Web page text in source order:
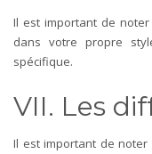
Il est important de
dans votre propre
spécifique.
VII. Les
Il est important de